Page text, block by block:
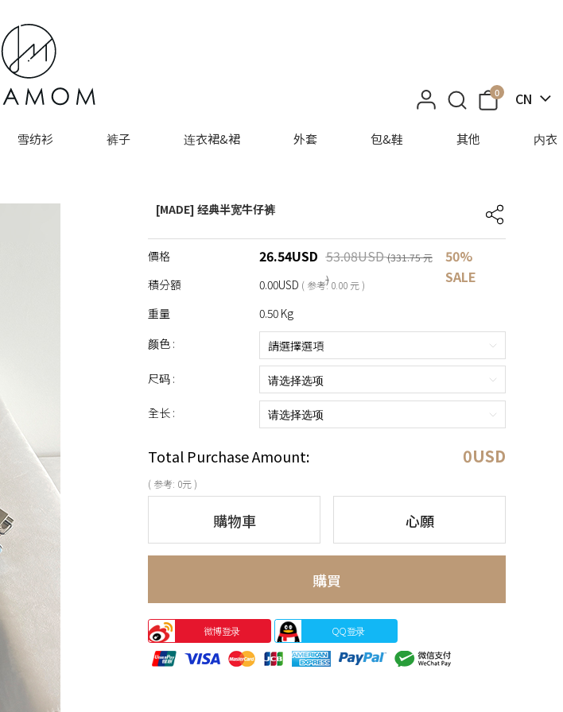
0 CN
雪纺衫 裤子 连衣裙&裙 外套 包&鞋 其他 内衣
[MADE] 经典半宽牛仔裤
價格 26.54USD 53.08USD (331.75 元
)
50%
SALE
積分額 0.00USD ( 参考: 0.00 元 )
重量
0.50 Kg
颜色 :
尺码 :
全长 :
Total Purchase Amount: 0USD
( 参考: 0元 )
購物車 心願
購買
微博登录 QQ登录